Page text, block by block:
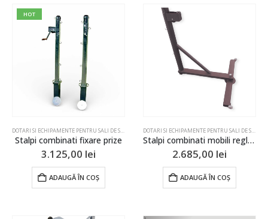
HOT
DOTARI SI ECHIPAMENTE PENTRU SALI DE SPORT SI TERENURI , STALPI & FILEE, STALPI & FILEE,TENIS
Stalpi combinati fixare prize
3.125,00 lei
ADAUGĂ ÎN COȘ
DOTARI SI ECHIPAMENTE PENTRU SALI DE SPORT SI TERENURI
Stalpi combinati mobili reglabili
2.685,00 lei
ADAUGĂ ÎN COȘ